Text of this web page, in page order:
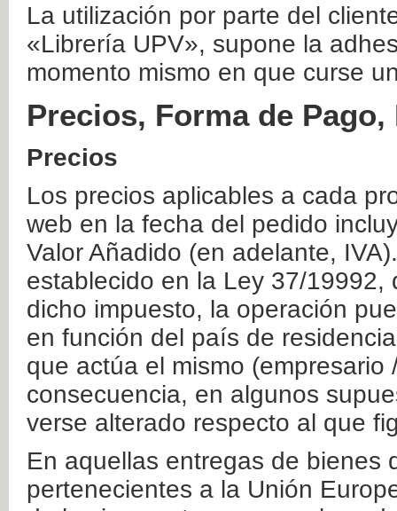
La utilización por parte del
«Librería UPV», supone la
momento mismo en que curse
Precios, Forma de
Precios
Los precios aplicables a cada
web en la fecha del pedido
Valor Añadido (en adelante,
establecido en la Ley 37/
dicho impuesto, la operación
en función del país de
que actúa el mismo
consecuencia, en algunos
verse alterado respecto al que
En aquellas entregas de bienes
pertenecientes a la Unión